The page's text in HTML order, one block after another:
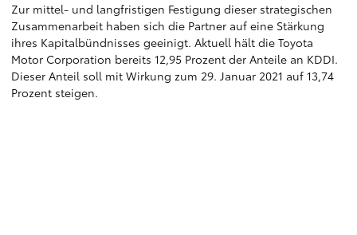
Zur mittel- und langfristigen Festigung dieser strategischen
Zusammenarbeit haben sich die Partner auf eine Stärkung
ihres Kapitalbündnisses geeinigt. Aktuell hält die Toyota
Motor Corporation bereits 12,95 Prozent der Anteile an KDDI.
Dieser Anteil soll mit Wirkung zum 29. Januar 2021 auf 13,74
Prozent steigen.